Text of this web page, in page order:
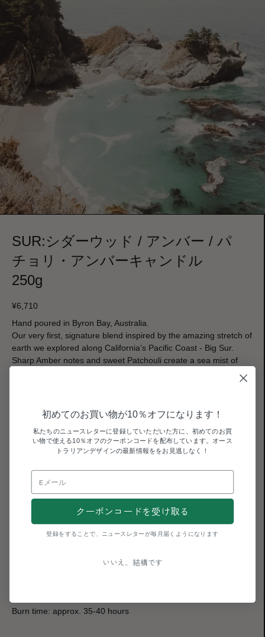
SUR:シダーウッド / アンバー / パ
チョリ・アンバーキャンドル
250g
¥6,710
Hand poured in Byron Bay, Australia.
Our very first, signature blend inspired by the amazing stretch of
earth we explored along California’s Pacific Coast - Big Sur.
Sharp Amber notes and sweet Patchouli create a sea mist of
Scent tone: Earthy / Woody / Subtle
Natural 100% soy wax candle set in an amber glass jar, topped
Materials
100% natural soy wax, premium grade phthalate free fragrance
oils, essential oils, natural fibre waxed cotton wick.
Burn time: approx. 35-40 hours
初めてのお買い物が10％オフになります！
私たちのニュースレターに登録していただいた方に、初めてのお買
い物で使える10％オフのクーポンコードを配布しています。オース
トラリアンデザインの最新情報ををお見逃しなく！
クーポンコードを受け取る
登録をすることで、ニュースレターが毎月届くようになります
いいえ、結構です